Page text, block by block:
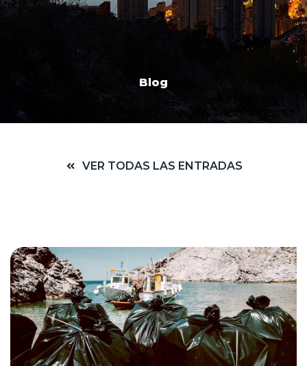
Blog
VER TODAS LAS ENTRADAS